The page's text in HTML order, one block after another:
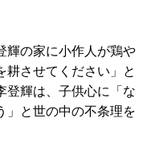
の家に小作人が鶏や
耕させてください」と
登輝は、子供心に「な
」と世の中の不条理を